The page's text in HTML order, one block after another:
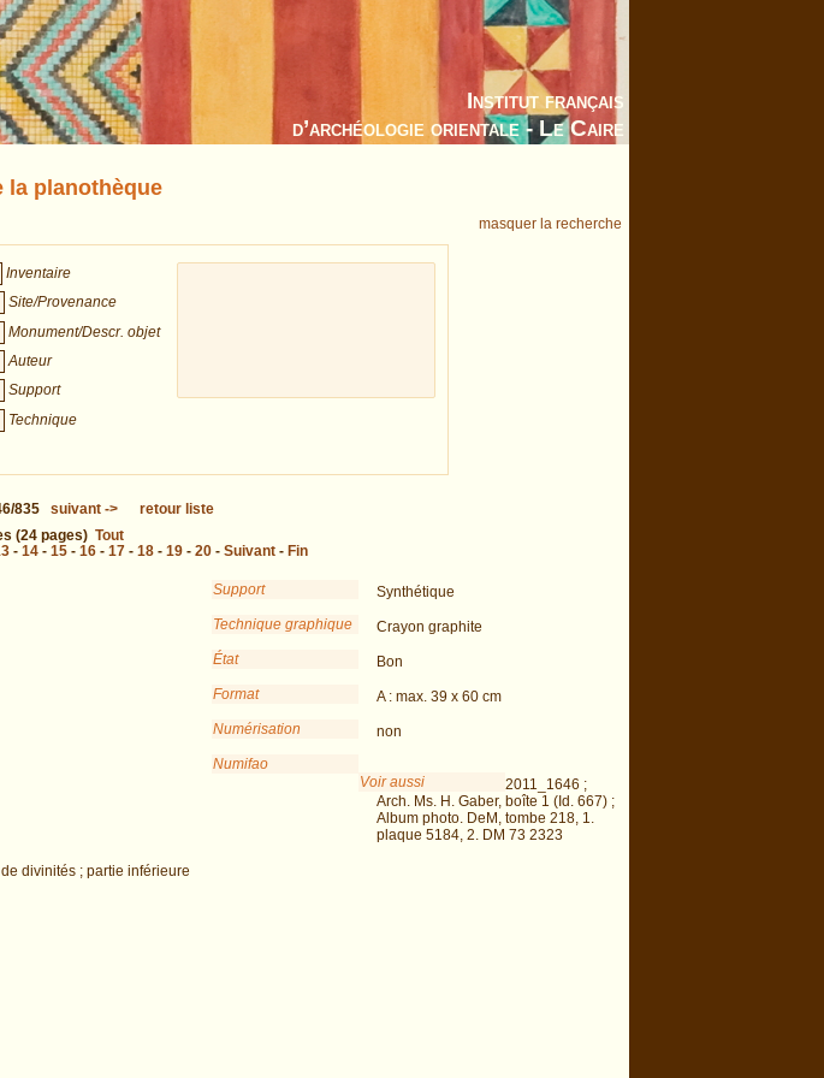
Institut français
d’archéologie orientale - Le Caire
la planothèque
masquer la recherche
Inventaire
Site/Provenance
Monument/Descr. objet
Auteur
Support
Technique
835 suivant ->
retour liste
(24 pages) Tout
- 14 - 15 - 16 - 17 - 18 - 19 - 20 - Suivant - Fin
divinités ; partie inférieure
Support
Synthétique
Technique graphique
Crayon graphite
État
Bon
Format
A : max. 39 x 60 cm
Numérisation
non
Numifao
Voir aussi
2011_1646 ;
Arch. Ms. H. Gaber, boîte 1 (Id. 667) ;
Album photo. DeM, tombe 218, 1.
plaque 5184, 2. DM 73 2323